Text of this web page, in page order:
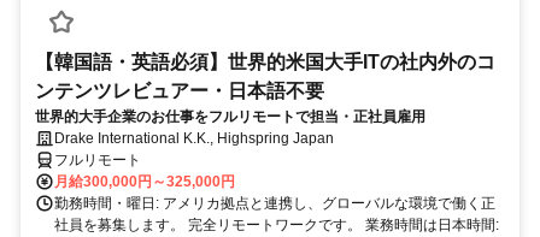
【韓国語・英語必須】世界的米国大手ITの社内外のコ
ンテンツレビュアー・日本語不要
世界的大手企業のお仕事をフルリモートで担当・正社員雇用
Drake International K.K., Highspring Japan
フルリモート
月給300,000円～325,000円
勤務時間・曜日: アメリカ拠点と連携し、グローバルな環境で働く正
社員を募集します。 完全リモートワークです。 業務時間は日本時間: